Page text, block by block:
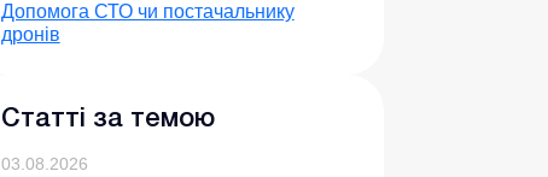
Допомога СТО чи постачальнику
дронів
Статті за темою
03.08.2026